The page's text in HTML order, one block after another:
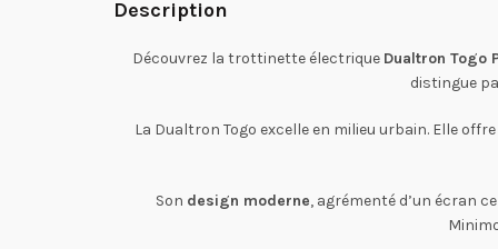
Description
Découvrez la trottinette électrique Dualtron Togo
distingue
La Dualtron Togo excelle en milieu urbain. Elle
Son design moderne, agrémenté d’un écran